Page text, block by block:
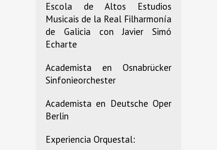
Escola de Altos Estudios
Musicais de la Real Filharmonía
de Galicia con Javier Simó
Echarte
Academista en Osnabrücker
Sinfonieorchester
Academista en Deutsche Oper
Berlin
Experiencia Orquestal: